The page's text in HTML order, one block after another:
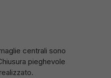
centrali sono
pieghevole